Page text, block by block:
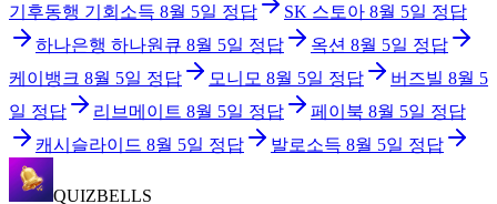
기후동행 기회소득 8월 5일 정답 SK 스토아 8월 5일 정답
하나은행 하나원큐 8월 5일 정답 옥션 8월 5일 정답
케이뱅크 8월 5일 정답 모니모 8월 5일 정답 버즈빌 8월 5
일 정답 리브메이트 8월 5일 정답 페이북 8월 5일 정답
캐시슬라이드 8월 5일 정답 발로소득 8월 5일 정답
QUIZBELLS